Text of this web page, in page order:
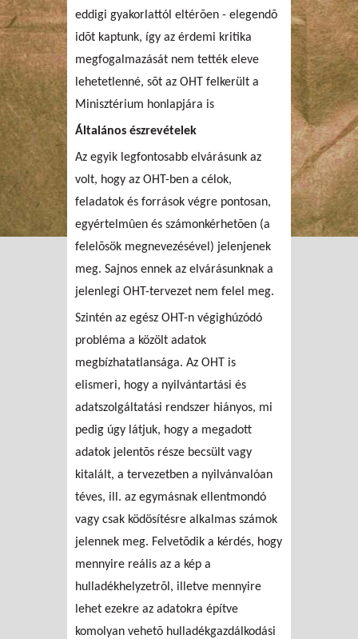
eddigi gyakorlattól eltérõen - elegendõ
idõt kaptunk, így az érdemi kritika
megfogalmazását nem tették eleve
lehetetlenné, sõt az OHT felkerült a
Minisztérium honlapjára is
Általános észrevételek
Az egyik legfontosabb elvárásunk az
volt, hogy az OHT-ben a célok,
feladatok és források végre pontosan,
egyértelmûen és számonkérhetõen (a
felelõsök megnevezésével) jelenjenek
meg. Sajnos ennek az elvárásunknak a
jelenlegi OHT-tervezet nem felel meg.
Szintén az egész OHT-n végighúzódó
probléma a közölt adatok
megbízhatatlansága. Az OHT is
elismeri, hogy a nyilvántartási és
adatszolgáltatási rendszer hiányos, mi
pedig úgy látjuk, hogy a megadott
adatok jelentõs része becsült vagy
kitalált, a tervezetben a nyilvánvalóan
téves, ill. az egymásnak ellentmondó
vagy csak ködösítésre alkalmas számok
jelennek meg. Felvetõdik a kérdés, hogy
mennyire reális az a kép a
hulladékhelyzetrõl, illetve mennyire
lehet ezekre az adatokra építve
komolyan vehetõ hulladékgazdálkodási